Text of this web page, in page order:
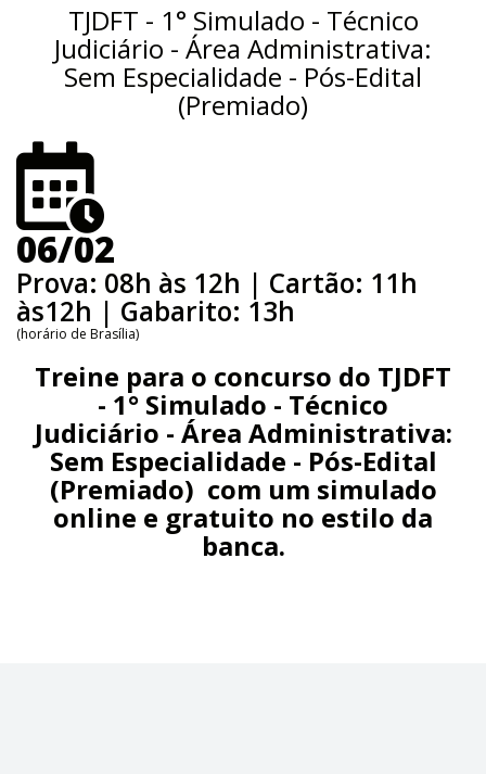
TJDFT - 1° Simulado - Técnico
Judiciário - Área Administrativa:
Sem Especialidade - Pós-Edital
(Premiado)
06/02
Prova: 08h às 12h | Cartão: 11h
às12h | Gabarito: 13h
(horário de Brasília)
Treine para o concurso do TJDFT
- 1° Simulado - Técnico
Judiciário - Área Administrativa:
Sem Especialidade - Pós-Edital
(Premiado) com um simulado
online e gratuito no estilo da
banca.